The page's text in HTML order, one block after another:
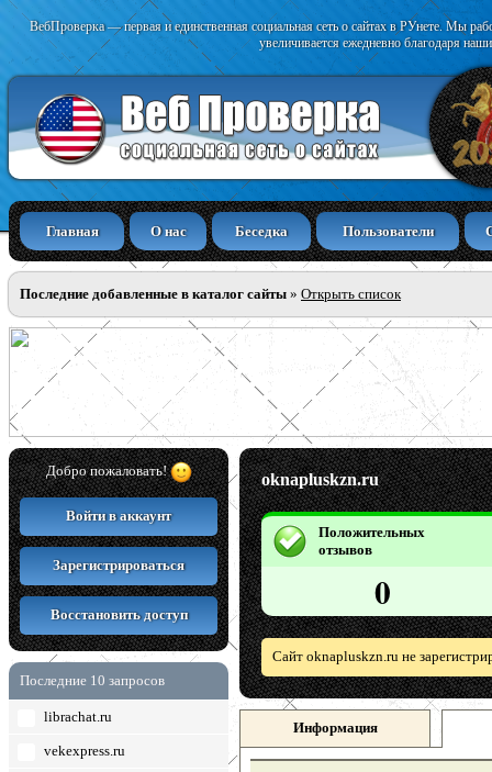
ВебПроверка — первая и единственная социальная сеть о сайтах в РУнете. Мы
увеличивается ежедневно благодаря
Главная О нас Беседка Пользователи
Последние добавленные в каталог сайты » Открыть список
Добро пожаловать!
Войти в аккаунт
Зарегистрироваться
Восстановить доступ
Последние 10 запросов
librachat.ru
vekexpress.ru
oknapluskzn.ru
Положительных
отзывов
0
Сайт oknapluskzn.ru не
Информация